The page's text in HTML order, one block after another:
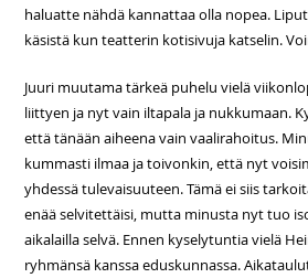
haluatte nähdä kannattaa olla nopea.
käsistä kun teatterin kotisivuja katselin.
Juuri muutama tärkeä puhelu vielä
liittyen ja nyt vain iltapala ja nukkumaan.
että tänään aiheena vain vaalirahoitus.
kummasti ilmaa ja toivonkin, että nyt
yhdessä tulevaisuuteen. Tämä ei siis
enää selvitettäisi, mutta minusta nyt tuo
aikalailla selvä. Ennen kyselytuntia vielä
ryhmänsä kanssa eduskunnassa.